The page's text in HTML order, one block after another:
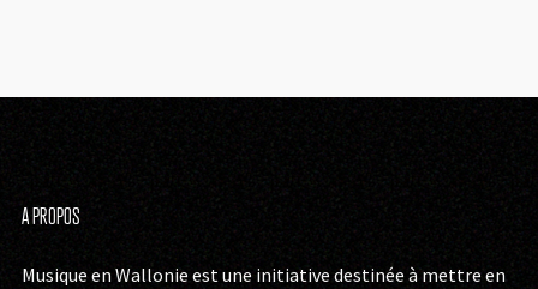
A PROPOS
Musique en Wallonie est une initiative destinée à mettre en